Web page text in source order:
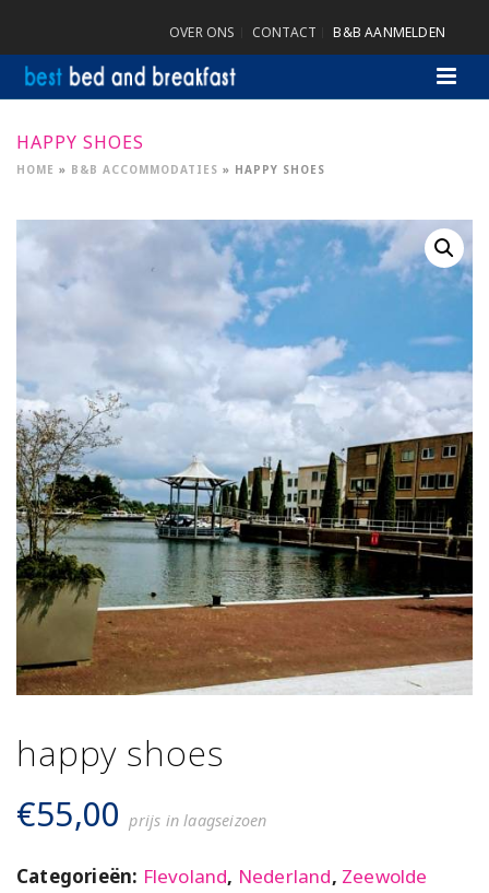
OVER ONS CONTACT B&B AANMELDEN
HAPPY SHOES
HOME » B&B ACCOMMODATIES » HAPPY SHOES
happy shoes
€55,00 prijs in laagseizoen
Categorieën: Flevoland, Nederland, Zeewolde